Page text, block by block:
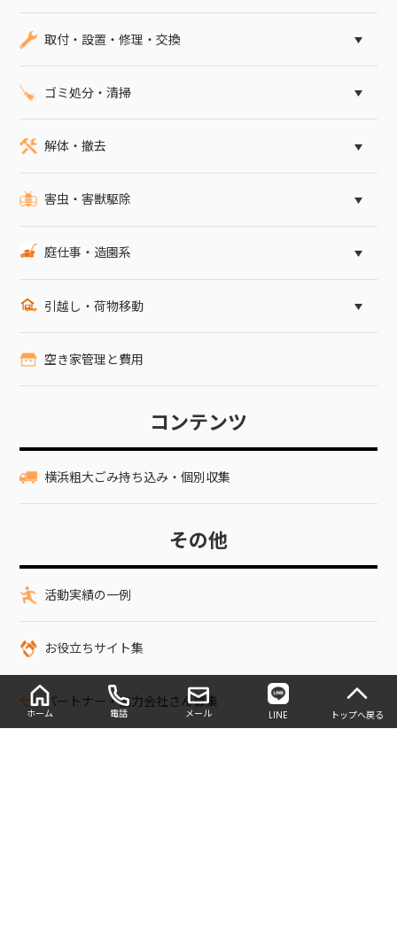
取付・設置・修理・交換
ゴミ処分・清掃
解体・撤去
害虫・害獣駆除
庭仕事・造園系
引越し・荷物移動
空き家管理と費用
コンテンツ
横浜粗大ごみ持ち込み・個別収集
その他
活動実績の一例
お役立ちサイト集
パートナー・協力会社さん募集
ホーム 電話 メール LINE トップへ戻る